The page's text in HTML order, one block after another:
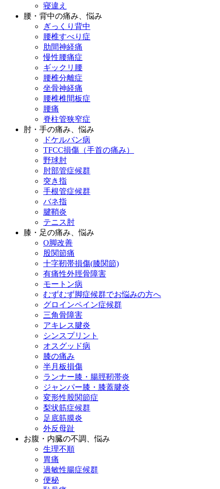
寝違え
腰・背中の痛み、悩み
ぎっくり背中
腰椎すべり症
肋間神経痛
慢性腰痛症
ギックリ腰
腰椎分離症
坐骨神経痛
腰椎椎間板症
腰痛
脊柱管狭窄症
肘・手の痛み、悩み
ドケルバン病
TFCC損傷（手首の痛み）
野球肘
肘部管症候群
突き指
手根管症候群
バネ指
腱鞘炎
テニス肘
膝・足の痛み、悩み
O脚改善
股関節痛
十字靭帯損傷(膝関節)
有痛性外脛骨障害
モートン病
むずむず脚症候群でお悩みの方へ
グロインペイン症候群
三角骨障害
アキレス腱炎
シンスプリント
オスグッド病
膝の痛み
半月板損傷
ランナー膝・腸脛靭帯炎
ジャンパー膝・膝蓋腱炎
変形性股関節症
梨状筋症候群
足底筋膜炎
外反母趾
お腹・内臓の不調、悩み
生理不順
胃痛
過敏性腸症候群
便秘